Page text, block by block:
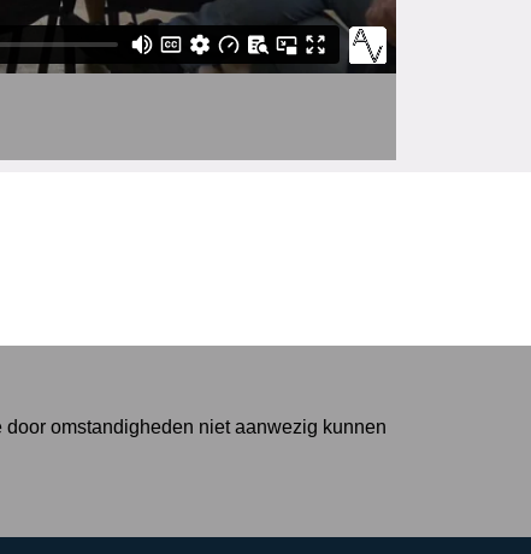
omstandigheden niet aanwezig kunnen